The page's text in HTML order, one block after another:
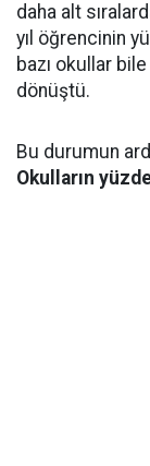
daha alt
yıl öğrencinin
bazı okullar
dönüştü.
Bu durumun
Okulların